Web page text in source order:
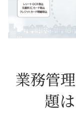
業務管
題